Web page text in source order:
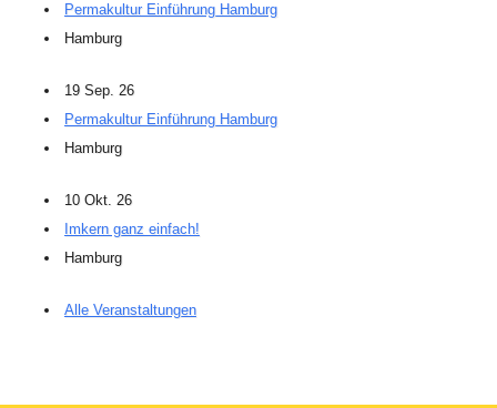
Permakultur Einführung Hamburg
Hamburg
19 Sep. 26
Permakultur Einführung Hamburg
Hamburg
10 Okt. 26
Imkern ganz einfach!
Hamburg
Alle Veranstaltungen